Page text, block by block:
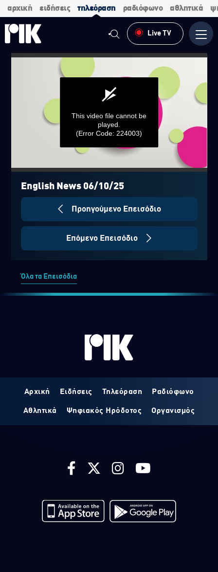
αρχική ειδήσεις τηλεόραση ραδιόφωνο αθλητικά
Live TV
0
seconds
seconds
This video file cannot be
played.
(Error Code: 224003)
English News 06/10/25
Προηγούμενο Επεισόδιο
Επόμενο Επεισόδιο
Όλα τα Επεισόδια
Αρχική Ειδήσεις Τηλεόραση Ραδιόφωνο
Αθλητικά Ψηφιακός Ηρόδοτος Οργανισμός